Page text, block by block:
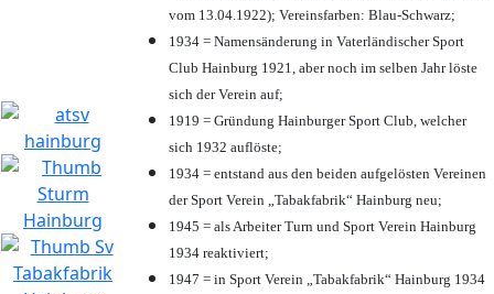
vom 13.04.1922); Vereinsfarben: Blau-Schwarz;
1934 = Namensänderung in Vaterländischer Sport
Club Hainburg 1921, aber noch im selben Jahr löste
sich der Verein auf;
1919 = Gründung Hainburger Sport Club, welcher
sich 1932 auflöste;
1934 = entstand aus den beiden aufgelösten Vereinen
der Sport Verein „Tabakfabrik“ Hainburg neu;
1945 = als Arbeiter Turn und Sport Verein Hainburg
1934 reaktiviert;
1947 = in Sport Verein „Tabakfabrik“ Hainburg 1934